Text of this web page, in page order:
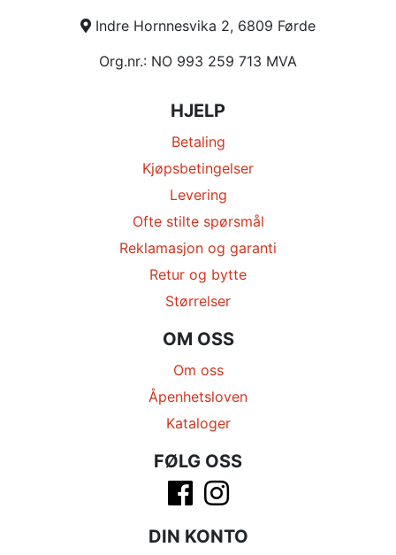
Indre Hornnesvika 2, 6809 Førde
Org.nr.: NO 993 259 713 MVA
HJELP
Betaling
Kjøpsbetingelser
Levering
Ofte stilte spørsmål
Reklamasjon og garanti
Retur og bytte
Størrelser
OM OSS
Om oss
Åpenhetsloven
Kataloger
FØLG OSS
DIN KONTO